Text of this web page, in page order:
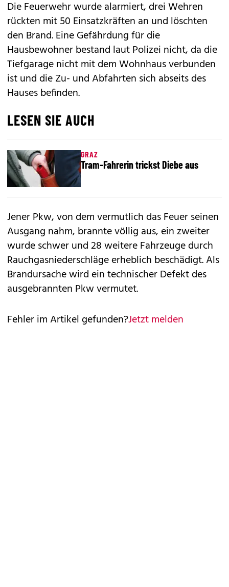
Die Feuerwehr wurde alarmiert, drei Wehren
rückten mit 50 Einsatzkräften an und löschten
den Brand. Eine Gefährdung für die
Hausbewohner bestand laut Polizei nicht, da die
Tiefgarage nicht mit dem Wohnhaus verbunden
ist und die Zu- und Abfahrten sich abseits des
Hauses befinden.
LESEN SIE AUCH
GRAZ
Tram-Fahrerin trickst Diebe aus
Jener Pkw, von dem vermutlich das Feuer seinen
Ausgang nahm, brannte völlig aus, ein zweiter
wurde schwer und 28 weitere Fahrzeuge durch
Rauchgasniederschläge erheblich beschädigt. Als
Brandursache wird ein technischer Defekt des
ausgebrannten Pkw vermutet.
Fehler im Artikel gefunden?Jetzt melden